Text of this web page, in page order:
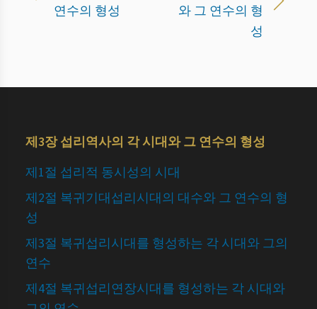
연수의 형성
와 그 연수의 형
성
제3장 섭리역사의 각 시대와 그 연수의 형성
제1절 섭리적 동시성의 시대
제2절 복귀기대섭리시대의 대수와 그 연수의 형
성
제3절 복귀섭리시대를 형성하는 각 시대와 그의
연수
제4절 복귀섭리연장시대를 형성하는 각 시대와